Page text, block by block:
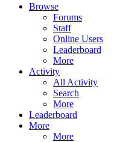
Browse
Forums
Staff
Online Users
Leaderboard
More
Activity
All Activity
Search
More
Leaderboard
More
More